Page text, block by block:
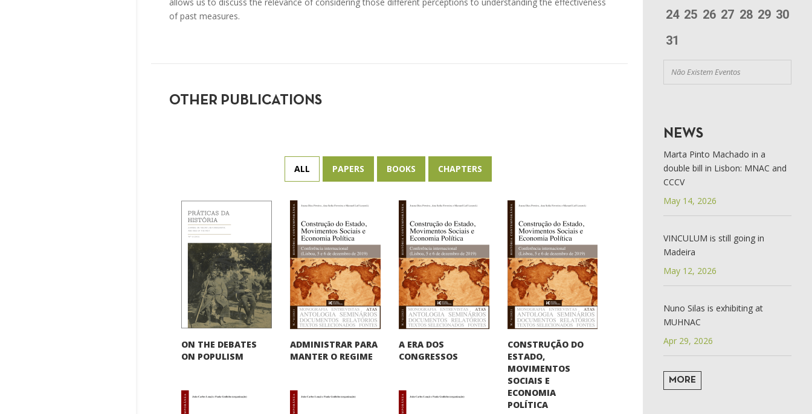
of past measures.
OTHER PUBLICATIONS
ALL PAPERS BOOKS CHAPTERS
ON THE DEBATES
ON POPULISM
ADMINISTRAR PARA
MANTER O REGIME
A ERA DOS
CONGRESSOS
CONSTRUÇÃO DO
ESTADO,
MOVIMENTOS
SOCIAIS E
ECONOMIA
POLÍTICA
24 25 26 27 28 29 30
31
Não Existem Eventos
NEWS
Marta Pinto Machado in a
double bill in Lisbon: MNAC and
CCCV
May 14, 2026
VINCULUM is still going in
Madeira
May 12, 2026
Nuno Silas is exhibiting at
MUHNAC
Apr 29, 2026
MORE